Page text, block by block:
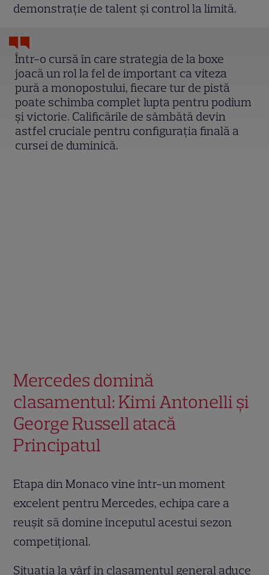
demonstrație de talent și control la limită.
Într-o cursă în care strategia de la boxe
joacă un rol la fel de important ca viteza
pură a monopostului, fiecare tur de pistă
poate schimba complet lupta pentru podium
și victorie. Calificările de sâmbătă devin
astfel cruciale pentru configurația finală a
cursei de duminică.
Mercedes domină
clasamentul: Kimi Antonelli și
George Russell atacă
Principatul
Etapa din Monaco vine într-un moment
excelent pentru Mercedes, echipa care a
reușit să domine începutul acestui sezon
competițional.
Situația la vârf în clasamentul general aduce